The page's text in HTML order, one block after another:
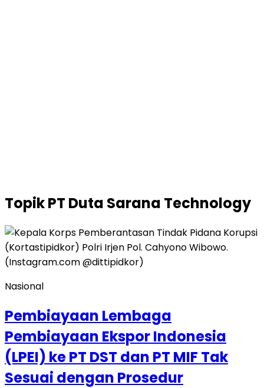
TopikPT Duta Sarana Technology
Nasional
Pembiayaan Lembaga
Pembiayaan Ekspor Indonesia
(LPEI) ke PT DST dan PT MIF Tak
Sesuai dengan Prosedur